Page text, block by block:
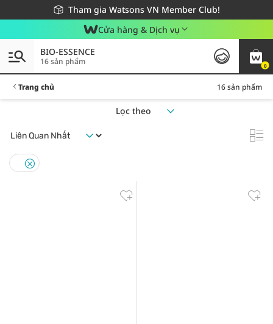
Tham gia Watsons VN Member Club!
Miễn phí giao hàng cho đơn hàng từ 249,000Đ
Giao hàng nhanh 24h - Áp dụng khu vực TP. Hồ Chí Minh
Cửa hàng & Dịch vụ
0
BIO-ESSENCE
16 sản phẩm
Trang chủ 16 sản phẩm
Lọc theo